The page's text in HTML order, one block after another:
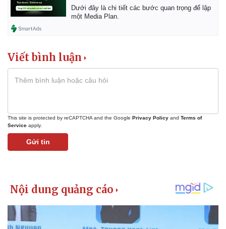
Dưới đây là chi tiết các bước quan trọng để lập
một Media Plan.
Viết bình luận
This site is protected by reCAPTCHA and the Google Privacy Policy and Terms of
Service apply.
Gửi tin